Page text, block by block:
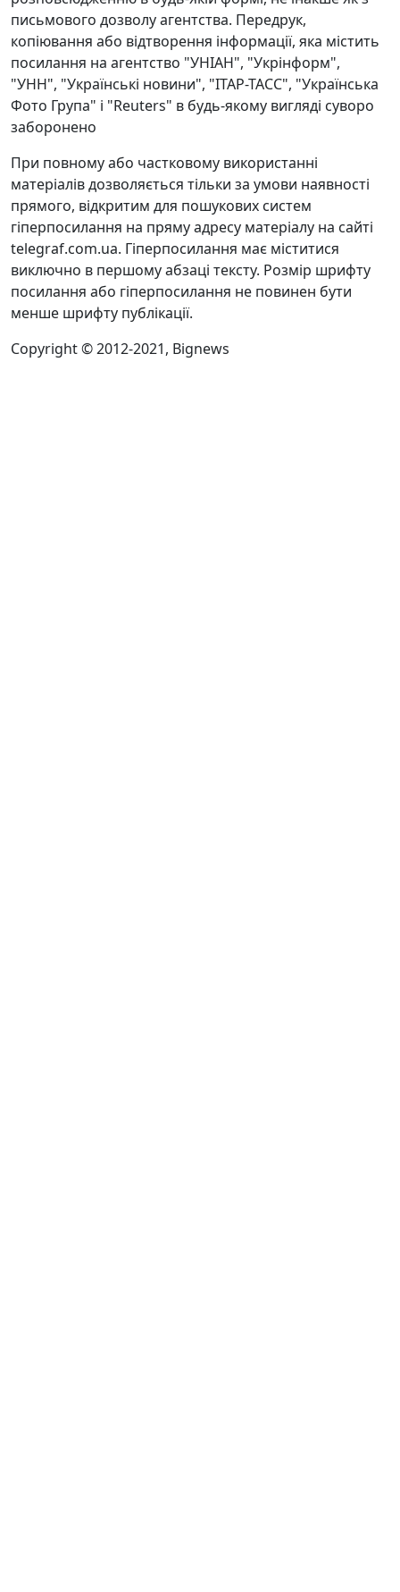
письмового дозволу агентства. Передрук,
копіювання або відтворення інформації, яка містить
посилання на агентство "УНІАН", "Укрінформ",
"УНН", "Українські новини", "ІТАР-ТАСС", "Українська
Фото Група" і "Reuters" в будь-якому вигляді суворо
заборонено
При повному або частковому використанні
матеріалів дозволяється тільки за умови наявності
прямого, відкритим для пошукових систем
гіперпосилання на пряму адресу матеріалу на сайті
telegraf.com.ua. Гіперпосилання має міститися
виключно в першому абзаці тексту. Розмір шрифту
посилання або гіперпосилання не повинен бути
менше шрифту публікації.
Copyright © 2012-2021, Bignews